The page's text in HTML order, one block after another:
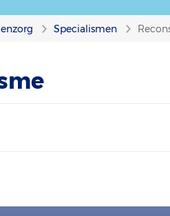
Specialismen